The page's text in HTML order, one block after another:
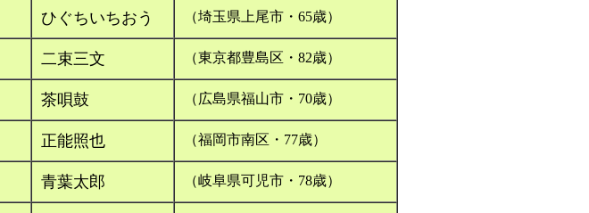
ひぐちいちおう （埼玉県上尾市・65歳）
二束三文 （東京都豊島区・82歳）
茶唄鼓 （広島県福山市・70歳）
正能照也 （福岡市南区・77歳）
青葉太郎 （岐阜県可児市・78歳）